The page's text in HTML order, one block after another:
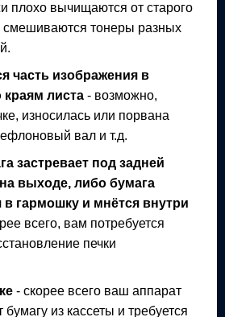
плохо вычищаются от старого
смешиваются тонеры разных
часть изображения в
краям листа - возможно,
износилась или порвана
вал и т.д.
застревает под задней
выходе, либо бумага
в гармошку и мнётся внутри
всего, вам потребуется
печки
- скорее всего ваш аппарат
бумагу из кассеты и требуется